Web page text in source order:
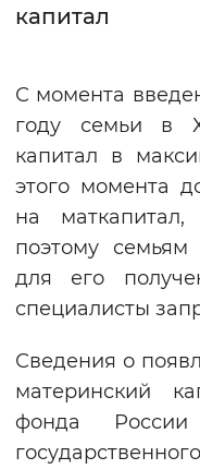
Монохромный
Воспроизвести
капитал
С момента
году семьи в
капитал в
этого момента
на маткапитал,
поэтому
для его
специалисты
Сведения о
материнский
фонда